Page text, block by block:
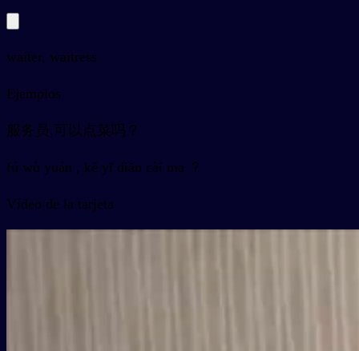
waiter, waitress
Ejemplos
服务员,可以点菜吗？
fú wù yuán , kě yǐ diǎn cài ma ？
Vídeo de la tarjeta